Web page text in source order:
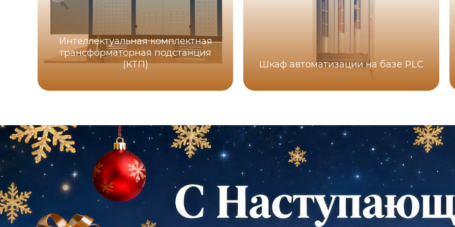
Интеллектуальная комплектная
трансформаторная подстанция
(КТП)
Шкаф автоматизации на базе PLC